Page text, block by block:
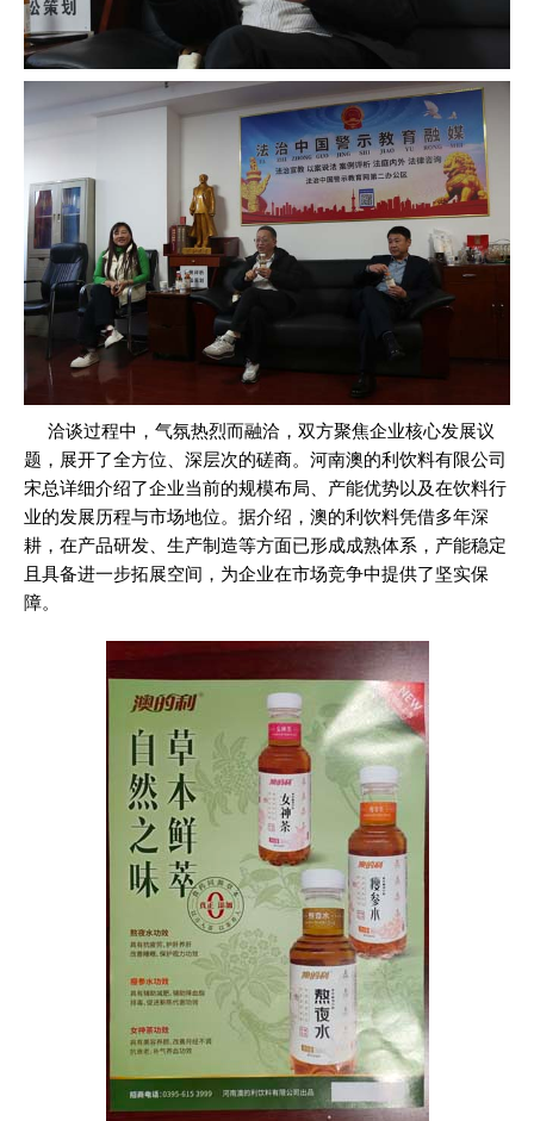
洽谈过程中，气氛热烈而融洽，双方聚焦企业核心发展议
题，展开了全方位、深层次的磋商。河南澳的利饮料有限公司
宋总详细介绍了企业当前的规模布局、产能优势以及在饮料行
业的发展历程与市场地位。据介绍，澳的利饮料凭借多年深
耕，在产品研发、生产制造等方面已形成成熟体系，产能稳定
且具备进一步拓展空间，为企业在市场竞争中提供了坚实保
障。